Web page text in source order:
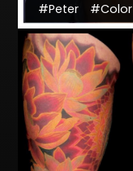
#Peter #Color